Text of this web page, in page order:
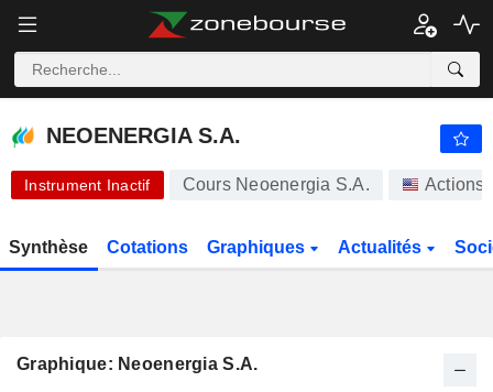
NEOENERGIA S.A.
NEOENERGIA S.A.
Instrument Inactif Cours Neoenergia S.A. Actions
Synthèse Cotations Graphiques Actualités
Graphique: Neoenergia S.A.